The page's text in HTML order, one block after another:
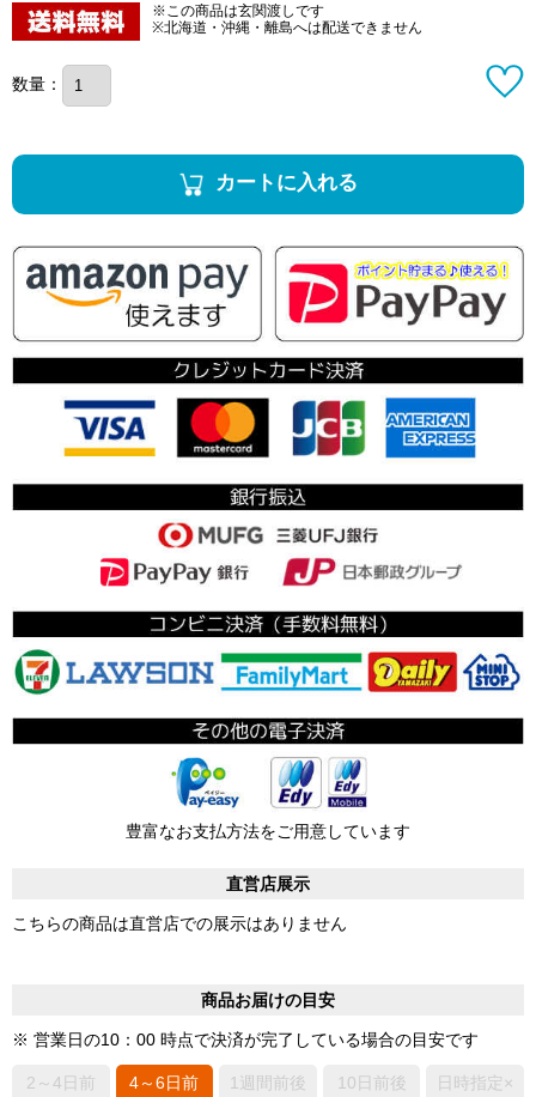
※この商品は玄関渡しです
※北海道・沖縄・離島へは配送できません
数量：
カートに入れる
豊富なお支払方法をご用意しています
直営店展示
こちらの商品は直営店での展示はありません
商品お届けの目安
※ 営業日の10：00 時点で決済が完了している場合の目安です
2～4日前 4～6日前 1週間前後 10日前後 日時指定×